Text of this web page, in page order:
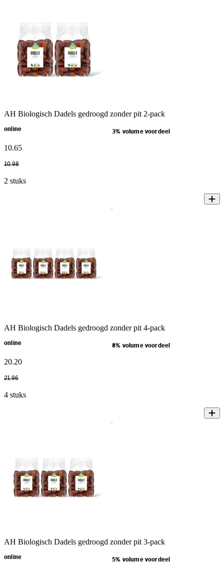
AH Biologisch Dadels gedroogd zonder pit 2-pack
online 3% volume voordeel
10.65
10.98
2 stuks
AH Biologisch Dadels gedroogd zonder pit 4-pack
online 8% volume voordeel
20.20
21.96
4 stuks
AH Biologisch Dadels gedroogd zonder pit 3-pack
online 5% volume voordeel